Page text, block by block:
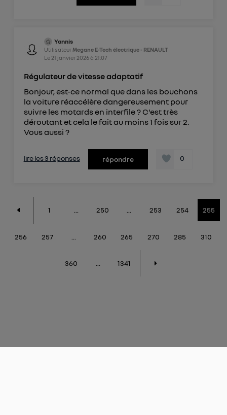
Yannis
Utilisateur Megane E-Tech électrique - RENAULT
Le 21 janvier 2026à 21:07
Régulateur de vitesse adaptatif
Bonjour, est-ce normal que dans les bouchons
la voiture réaccélère dangereusement pour
suivre les motards en interfile ? C'est très
déroutant et cela le fait au moins 1 fois sur 2.
Vous aussi ?
lire les 3 réponses répondre 0
1 250 253 254 255
256 257 260 265 270 285 310
360 1341